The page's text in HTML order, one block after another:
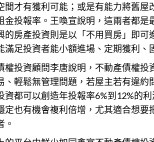
間才有獲利可能；或是有能力將舊屋
金投報率。王喚宣說明，這兩者都是
的房產投資則是以「不用買房」即
滿足投資者能小額進場、定期獲利、
權投資顧問李唐說明，不動產債權
、輕鬆無管理問題，若屋主若有違約
資都可以創造年投報率6%到12%的
定也有機會複利倍增，尤其適合想要
。